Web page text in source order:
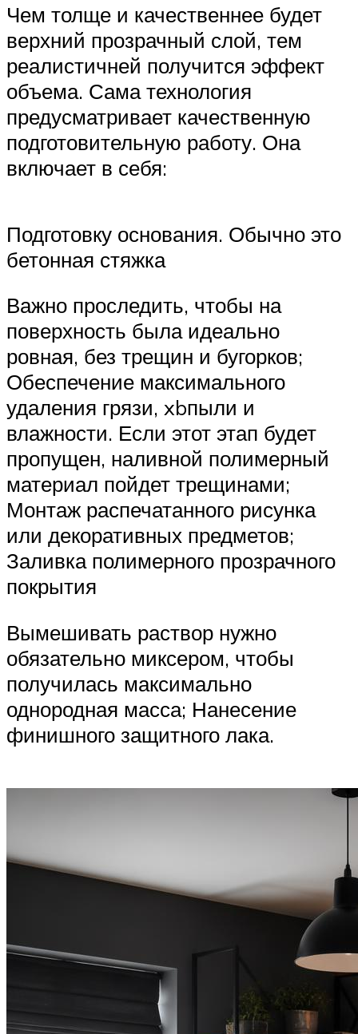
Чем толще и качественнее будет
верхний прозрачный слой, тем
реалистичней получится эффект
объема. Сама технология
предусматривает качественную
подготовительную работу. Она
включает в себя:
Подготовку основания. Обычно это
бетонная стяжка
Важно проследить, чтобы на
поверхность была идеально
ровная, без трещин и бугорков;
Обеспечение максимального
удаления грязи, xbпыли и
влажности. Если этот этап будет
пропущен, наливной полимерный
материал пойдет трещинами;
Монтаж распечатанного рисунка
или декоративных предметов;
Заливка полимерного прозрачного
покрытия
Вымешивать раствор нужно
обязательно миксером, чтобы
получилась максимально
однородная масса; Нанесение
финишного защитного лака.